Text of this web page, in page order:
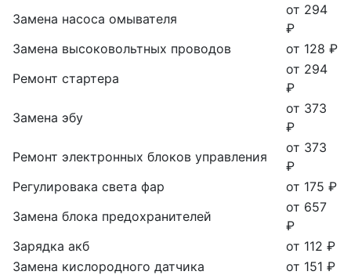
Замена насоса омывателя
от 294
₽
Замена высоковольтных проводов
от 128 ₽
Ремонт стартера
от 294
₽
Замена эбу
от 373
₽
Ремонт электронных блоков управления
от 373
₽
Регулировака света фар
от 175 ₽
Замена блока предохранителей
от 657
₽
Зарядка акб
от 112 ₽
Замена кислородного датчика
от 151 ₽